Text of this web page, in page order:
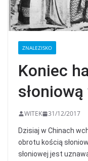
ZNALEZISKO
Koniec
WITEK 31/12/2017
Dzisiaj w Chinach
obrotu kością
słoniowej jest